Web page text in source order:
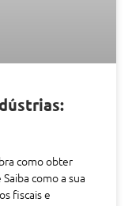
como obter
como a sua
fiscais e